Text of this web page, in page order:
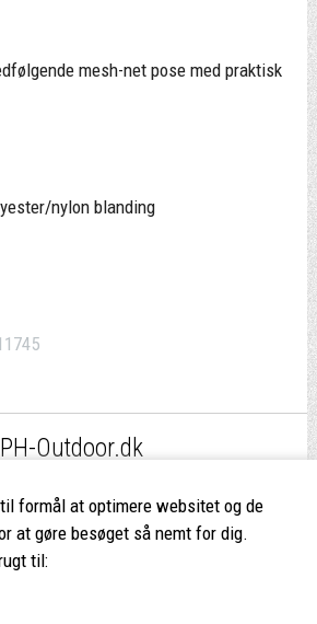
formål at optimere websitet og de
at gøre besøget så nemt for dig.
til:
mesh-net pose med praktisk
nylon blanding
PH-Outdoor.dk
ved køb over 499,-*
8662 2113